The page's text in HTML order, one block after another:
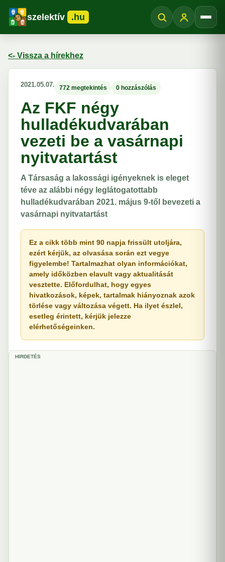
szelektív .hu
<- Vissza a hírekhez
2021.05.07. 772 megtekintés 0 hozzászólás
Az FKF négy
hulladékudvarában
vezeti be a vasárnapi
nyitvatartást
A Társaság a lakossági igényeknek is eleget
téve az alábbi négy leglátogatottabb
hulladékudvarában 2021. május 9-től bevezeti a
vasárnapi nyitvatartást
Ez a cikk több mint 90 napja frissült utoljára,
ezért kérjük, az olvasása során ezt vegye
figyelembe! Tartalmazhat olyan információkat,
amely időközben elavult vagy aktualitását
vesztette. Előfordulhat, hogy egyes
hivatkozások, képek, tartalmak hiányoznak azok
törlése vagy változása végett. Ha ilyet észlel,
esetleg érintett, kérjük jelezze
elérhetőségeinken.
HIRDETÉS